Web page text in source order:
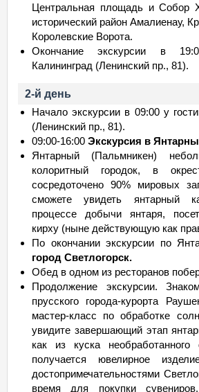
Центральная площадь и Собор
исторический район Амалиенау,
Королевские Ворота.
Окончание экскурсии в
Калининград (Ленинский пр., 81).
2-й день
Начало экскурсии в 09:00 у
(Ленинский пр., 81).
09:00-16:00 Экскурсия в
Янтарный (Пальмникен)
колоритный городок, в
сосредоточено 90% мировых
сможете увидеть янтарный
процессе добычи янтаря,
кирху (ныне действующую как
По окончании экскурсии по
город Светлогорск.
Обед в одном из ресторанов
Продолжение экскурсии.
прусского города-курорта
мастер-класс по обработке
увидите завершающий этап
как из куска необработанного
получается ювелирное
достопримечательностями
время для покупки